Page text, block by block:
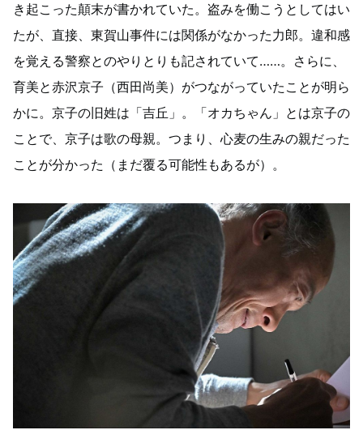
き起こった顛末が書かれていた。盗みを働こうとしてはい
たが、直接、東賀山事件には関係がなかった力郎。違和感
を覚える警察とのやりとりも記されていて……。さらに、
育美と赤沢京子（西田尚美）がつながっていたことが明ら
かに。京子の旧姓は「吉丘」。「オカちゃん」とは京子の
ことで、京子は歌の母親。つまり、心麦の生みの親だった
ことが分かった（まだ覆る可能性もあるが）。